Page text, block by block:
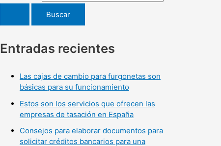
Entradas recientes
Las cajas de cambio para furgonetas son
básicas para su funcionamiento
Estos son los servicios que ofrecen las
empresas de tasación en España
Consejos para elaborar documentos para
solicitar créditos bancarios para una